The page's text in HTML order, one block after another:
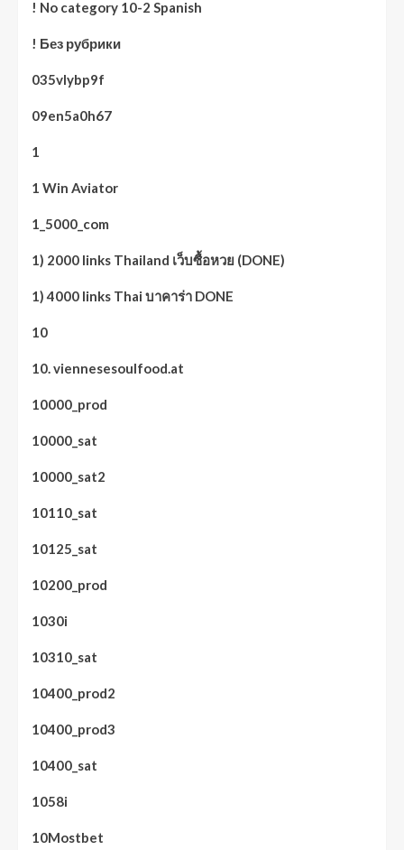
! No category 10-2 Spanish
! Без рубрики
035vlybp9f
09en5a0h67
1
1 Win Aviator
1_5000_com
1) 2000 links Thailand เว็บซื้อหวย (DONE)
1) 4000 links Thai บาคาร่า DONE
10
10. viennesesoulfood.at
10000_prod
10000_sat
10000_sat2
10110_sat
10125_sat
10200_prod
1030i
10310_sat
10400_prod2
10400_prod3
10400_sat
1058i
10Mostbet